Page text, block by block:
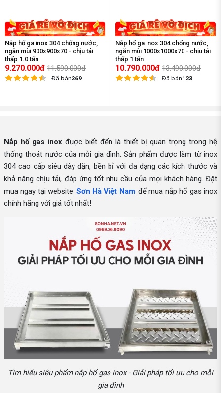
Nắp hố ga inox 304 chống nước,
ngăn mùi 900x900x70 - chịu tải
thấp 1.0 tấn
9.270.000đ 11.590.000đ
Đã bán369
Nắp hố ga inox 304 chống nước,
ngăn mùi 1000x1000x70 - chịu tải
thấp 1 tấn
10.790.000đ 13.490.000đ
Đã bán123
Nắp hố gas inox được biết đến là thiết bị quan trọng trong hệ
thống thoát nước của mỗi gia đình. Sản phẩm được làm từ inox
304 cao cấp siêu dày dặn, bền bỉ với đa dạng các kích thước và
khả năng chịu tải, đáp ứng tốt nhu cầu của mọi khách hàng. Đặt
mua ngay tại website Sơn Hà Việt Nam để mua nắp hố gas inox
chính hãng với giá tốt nhất!
Tìm hiểu siêu phẩm nắp hố gas inox - Giải pháp tối ưu cho mỗi
gia đình